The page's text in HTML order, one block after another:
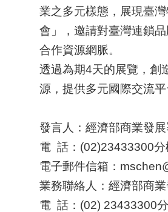
業之多元樣態，展現臺
會」，邀請對臺灣連鎖
合作資源網脈。
透過為期4天的展覽，創
源，提供多元國際交流
發言人：經濟部商業發
電 話：(02)23433300分
電子郵件信箱：
業務聯絡人：經濟部商
電 話：(02) 23433300